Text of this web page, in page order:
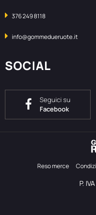
376 249 8118
info@gommedueruote.it
SOCIAL
Seguici su
Facebook
Reso merce
P.